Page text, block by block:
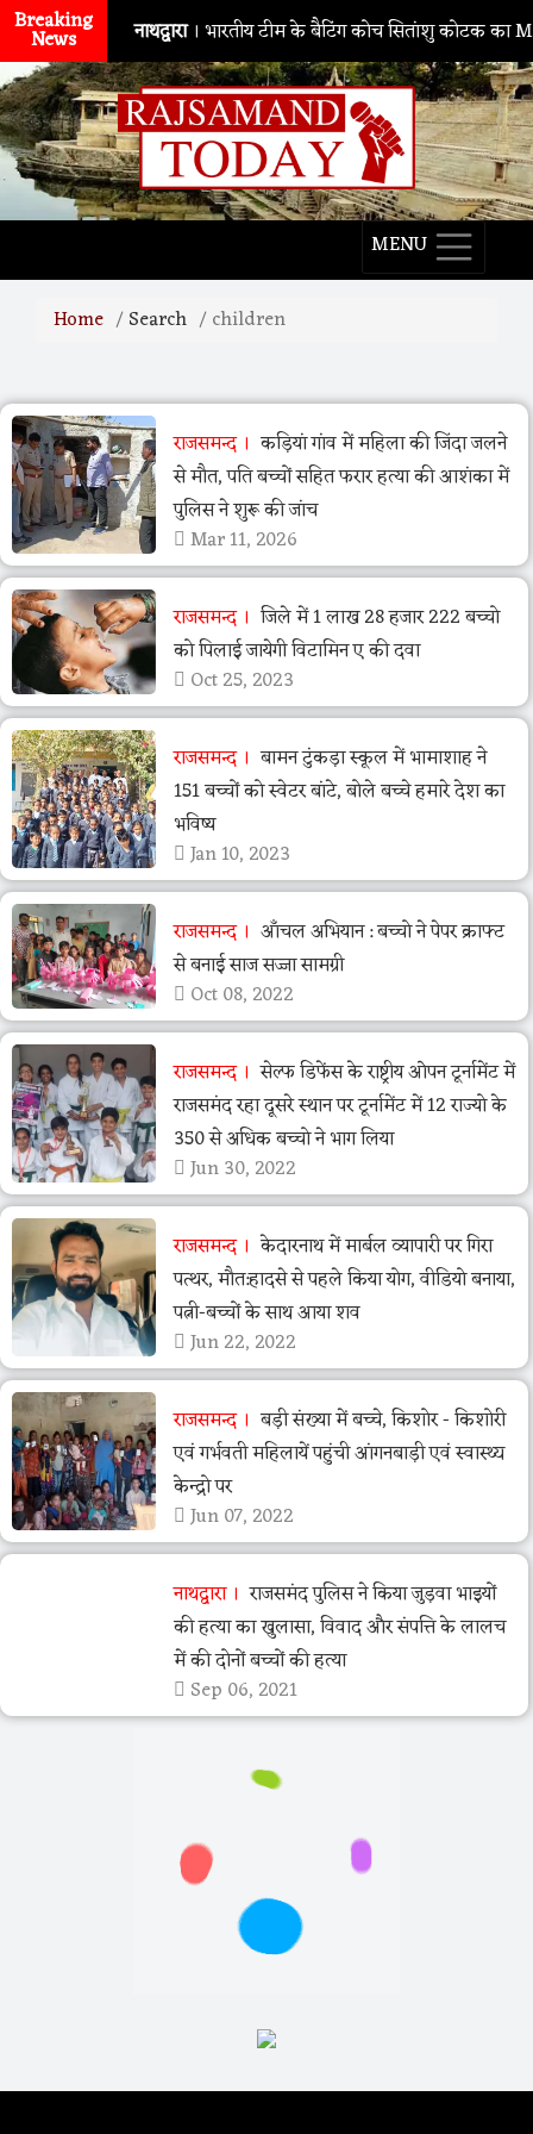
Breaking
News नाथद्वारा। भारतीय टीम के बैटिंग कोच सितांशु कोटक का
MENU
Home Search children
राजसमन्द
कड़ियां गांव में महिला की जिंदा जलने
से मौत, पति बच्चों सहित फरार हत्या की आशंका में
पुलिस ने शुरू की जांच
Mar 11, 2026
राजसमन्द
जिले में 1 लाख 28 हजार 222 बच्चो
को पिलाई जायेगी विटामिन ए की दवा
Oct 25, 2023
राजसमन्द
बामन टुंकड़ा स्कूल में भामाशाह ने
151 बच्चों को स्वेटर बांटे, बोले बच्चे हमारे देश का
भविष्य
Jan 10, 2023
राजसमन्द
आँचल अभियान : बच्चो ने पेपर क्राफ्ट
से बनाई साज सज्जा सामग्री
Oct 08, 2022
राजसमन्द
सेल्फ डिफेंस के राष्ट्रीय ओपन टूर्नामेंट में
राजसमंद रहा दूसरे स्थान पर टूर्नामेंट में 12 राज्यो के
350 से अधिक बच्चो ने भाग लिया
Jun 30, 2022
राजसमन्द
केदारनाथ में मार्बल व्यापारी पर गिरा
पत्थर, मौत:हादसे से पहले किया योग, वीडियो बनाया,
पत्नी-बच्चों के साथ आया शव
Jun 22, 2022
राजसमन्द
बड़ी संख्या में बच्चे, किशोर - किशोरी
एवं गर्भवती महिलायें पहुंची आंगनबाड़ी एवं स्वास्थ्य
केन्द्रो पर
Jun 07, 2022
नाथद्वारा
राजसमंद पुलिस ने किया जुड़वा भाइयों
की हत्या का खुलासा, विवाद और संपत्ति के लालच
में की दोनों बच्चों की हत्या
Sep 06, 2021